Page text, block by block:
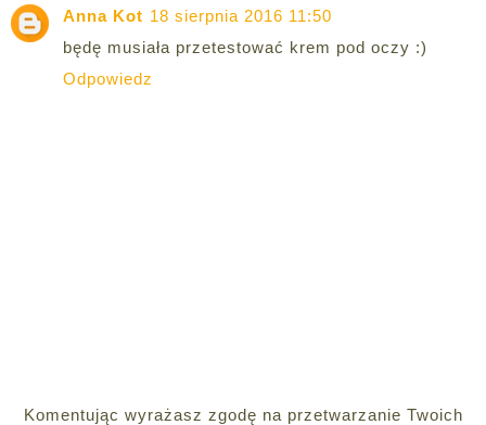
Anna Kot 18 sierpnia 2016 11:50
będę musiała przetestować krem pod oczy :)
Odpowiedz
Komentując wyrażasz zgodę na przetwarzanie Twoich